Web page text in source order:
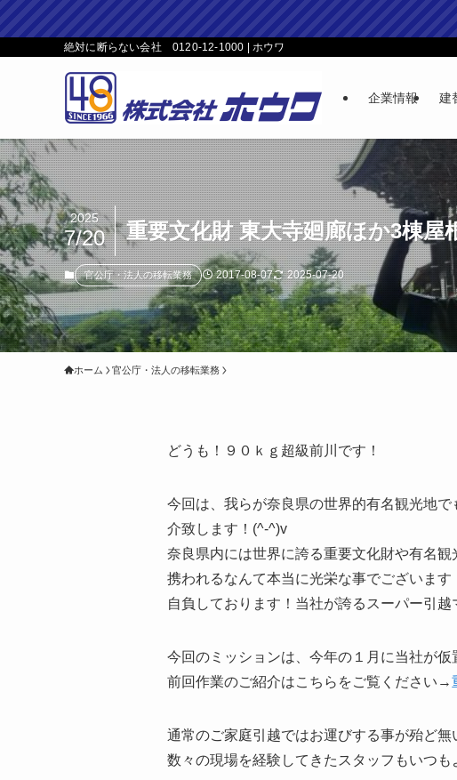
絶対に断らない会社 0120-12-1000 | ホウワ
企業情報 建
重要文化財 東大寺廻廊ほか3棟屋
2025
7/20
官公庁・法人の移転業務 2017-08-07 2025-07-20
ホーム 官公庁・法人の移転業務
どうも！９０ｋｇ超級前川です！
今回は、我らが奈良県の世界的有名観光地
介致します！(^-^)v
奈良県内には世界に誇る重要文化財や有名
携われるなんて本当に光栄な事でございま
自負しております！当社が誇るスーパー引
今回のミッションは、今年の１月に当社が
前回作業のご紹介はこちらをご覧ください→
通常のご家庭引越ではお運びする事が殆ど
数々の現場を経験してきたスタッフもいつも